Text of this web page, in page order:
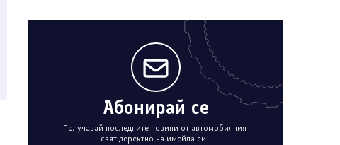
Абонирай се
Получавай последните новини от автомобилния
свят деректно на имейла си.